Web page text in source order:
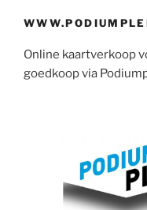
Online kaartverkoop
goedkoop via